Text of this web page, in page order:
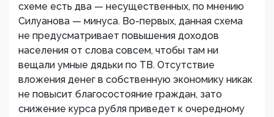
схеме есть два — несущественных, по мнению
Силуанова — минуса. Во-первых, данная схема
не предусматривает повышения доходов
населения от слова совсем, чтобы там ни
вещали умные дядьки по ТВ. Отсутствие
вложения денег в собственную экономику никак
не повысит благосостояние граждан, зато
снижение курса рубля приведет к очередному